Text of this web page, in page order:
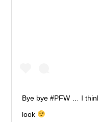
Bye bye #PFW … I
look